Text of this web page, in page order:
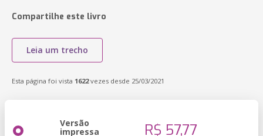
Compartilhe este livro
Leia um trecho
Esta página foi vista 1622vezes desde 25/03/2021
Versão
impressa R$ 57,77